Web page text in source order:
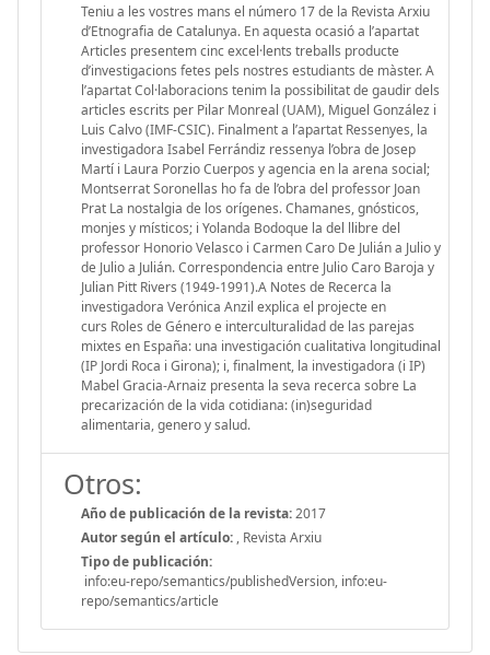
Teniu a les vostres mans el número 17 de la Revista Arxiu
d’Etnografia de Catalunya. En aquesta ocasió a l’apartat
Articles presentem cinc excel·lents treballs producte
d’investigacions fetes pels nostres estudiants de màster. A
l’apartat Col·laboracions tenim la possibilitat de gaudir dels
articles escrits per Pilar Monreal (UAM), Miguel González i
Luis Calvo (IMF-CSIC). Finalment a l’apartat Ressenyes, la
investigadora Isabel Ferrándiz ressenya l’obra de Josep
Martí i Laura Porzio Cuerpos y agencia en la arena social;
Montserrat Soronellas ho fa de l’obra del professor Joan
Prat La nostalgia de los orígenes. Chamanes, gnósticos,
monjes y místicos; i Yolanda Bodoque la del llibre del
professor Honorio Velasco i Carmen Caro De Julián a Julio y
de Julio a Julián. Correspondencia entre Julio Caro Baroja y
Julian Pitt Rivers (1949-1991).A Notes de Recerca la
investigadora Verónica Anzil explica el projecte en
curs Roles de Género e interculturalidad de las parejas
mixtes en España: una investigación cualitativa longitudinal
(IP Jordi Roca i Girona); i, finalment, la investigadora (i IP)
Mabel Gracia-Arnaiz presenta la seva recerca sobre La
precarización de la vida cotidiana: (in)seguridad
alimentaria, genero y salud.
Otros:
Año de publicación de la revista:2017
Autor según el artículo: , Revista Arxiu
Tipo de publicación:
info:eu-repo/semantics/publishedVersion, info:eu-
repo/semantics/article